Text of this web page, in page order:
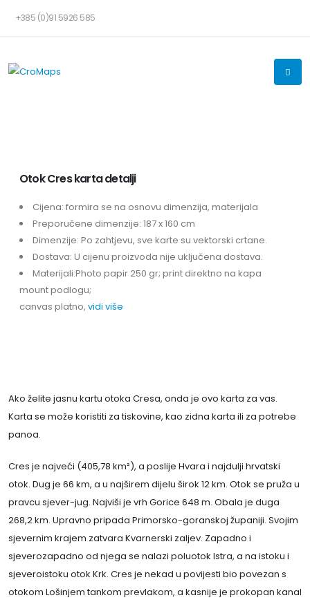
+385 (0)91 5926 585
Otok Cres karta detalji
Cijena: formira se na osnovu dimenzija, materijala
Preporučene dimenzije: 187 x 160 cm
Dimenzije: Po zahtjevu, sve karte su vektorski crtane.
Dostava: U cijenu proizvoda nije uključena dostava.
Materijali:Photo papir 250 gr; print direktno na kapa
mount podlogu;
canvas platno, vidi više
Ako želite jasnu kartu otoka Cresa, onda je ovo karta za vas.
Karta se može koristiti za tiskovine, kao zidna karta ili za potrebe
panoa.
Cres je najveći (405,78 km²), a poslije Hvara i najdulji hrvatski
otok. Dug je 66 km, a u najširem dijelu širok 12 km. Otok se pruža u
pravcu sjever-jug. Najviši je vrh Gorice 648 m. Obala je duga
268,2 km. Upravno pripada Primorsko-goranskoj županiji. Svojim
sjevernim krajem zatvara Kvarnerski zaljev. Zapadno i
sjeverozapadno od njega se nalazi poluotok Istra, a na istoku i
sjeveroistoku otok Krk. Cres je nekad u povijesti bio povezan s
otokom Lošinjem tankom prevlakom, a kasnije je prokopan kanal